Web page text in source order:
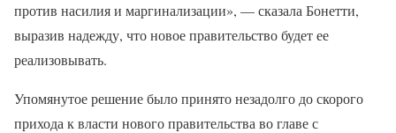
против насилия и маргинализации», — сказала Бонетти,
выразив надежду, что новое правительство будет ее
реализовывать.
Упомянутое решение было принято незадолго до скорого
прихода к власти нового правительства во главе с